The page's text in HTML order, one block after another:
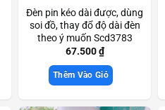
Đèn pin kéo dài được, dùng
soi đồ, thay đổ độ dài đèn
theo ý muốn Scd3783
67.500₫
Thêm Vào Giỏ